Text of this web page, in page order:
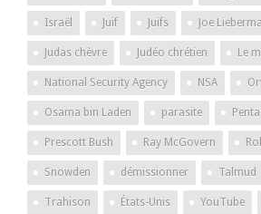
Israël Juif Juifs Joe
Judas chèvre Judéo chrétien Le
National Security Agency NSA
Osama bin Laden parasite
Prescott Bush Ray McGovern
Snowden démissionner Talmud
Trahison États-Unis YouTube